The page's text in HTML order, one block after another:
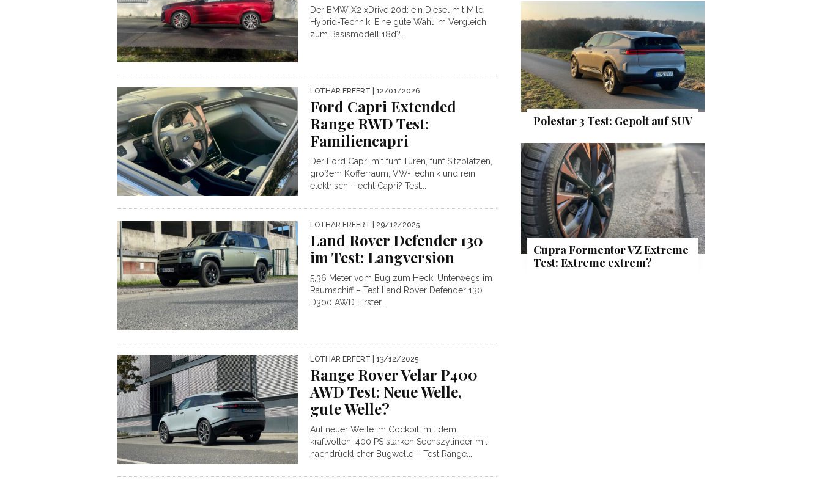
Der BMW X2 xDrive 20d: ein Diesel mit Mild
Hybrid-Technik. Eine gute Wahl im Vergleich
zum Basismodell 18d?...
LOTHAR ERFERT | 12/01/2026
Ford Capri Extended
Range RWD Test:
Familiencapri
Der Ford Capri mit fünf Türen, fünf Sitzplätzen,
großem Kofferraum, VW-Technik und rein
elektrisch – echt Capri? Test...
LOTHAR ERFERT | 29/12/2025
Land Rover Defender 130
im Test: Langversion
5,36 Meter vom Bug zum Heck. Unterwegs im
Raumschiff – Test Land Rover Defender 130
D300 AWD. Erster...
LOTHAR ERFERT | 13/12/2025
Range Rover Velar P400
AWD Test: Neue Welle,
gute Welle?
Auf neuer Welle im Cockpit, mit dem
kraftvollen, 400 PS starken Sechszylinder mit
nachdrücklicher Bugwelle – Test Range...
Polestar 3 Test: Gepolt auf SUV
Cupra Formentor VZ Extreme
Test: Extreme extrem?